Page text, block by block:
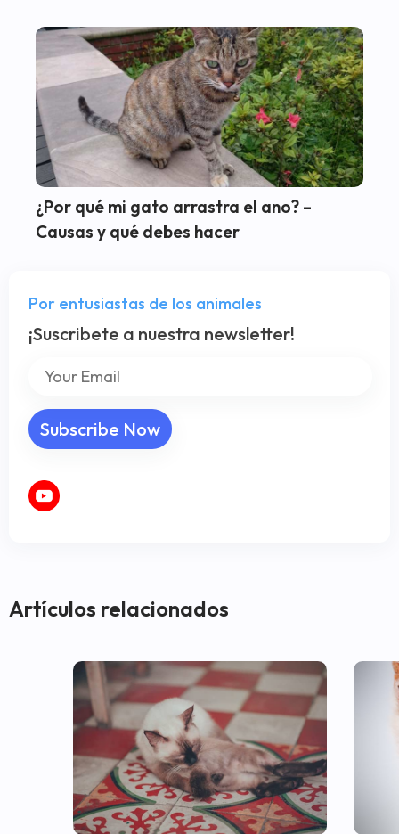
¿Por qué mi gato arrastra el ano? –
Causas y qué debes hacer
Por entusiastas de los animales
¡Suscribete a nuestra newsletter!
Artículos relacionados